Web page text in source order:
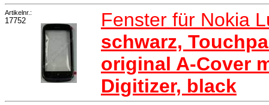
Artikelnr.:
17752
Fenster für Nokia
schwarz,
original A-Cover
Digitizer, black